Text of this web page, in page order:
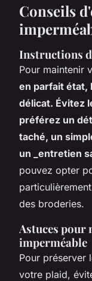
Conseils
Instructions
Pour maintenir
en parfait état,
délicat. Évitez
préférez un
taché, un
un _entretien
pouvez opter
des broderies.
Astuces
imperméable
Pour préserver
votre plaid,